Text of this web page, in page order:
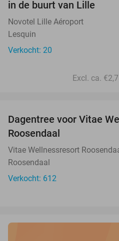
in de buurt van Lille
Novotel Lille Aéroport
Lesquin
Verkocht: 20
Excl. ca.
Dagentree voor Vitae
Roosendaal
Vitae Wellnessresort
Roosendaal
Verkocht: 612